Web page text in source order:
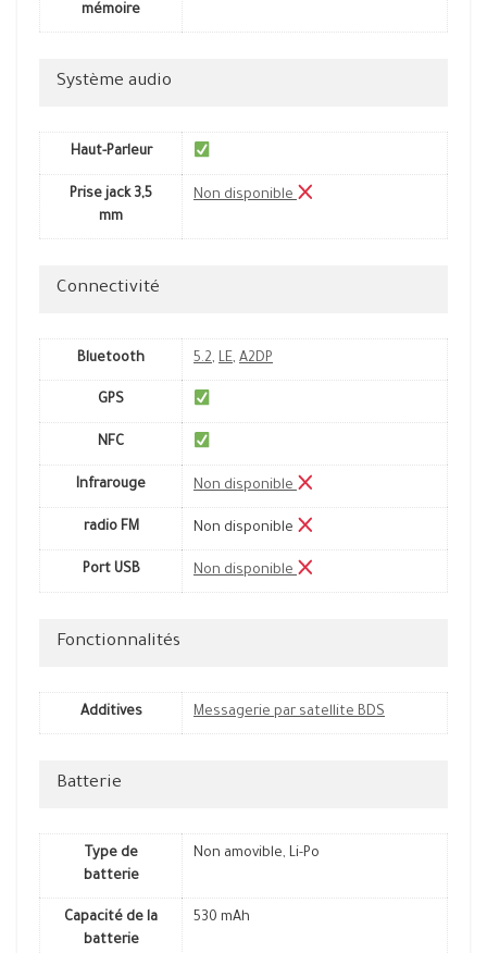
mémoire
Système audio
Haut-Parleur
Prise jack 3,5
mm
Non disponible
Connectivité
Bluetooth 5.2, LE, A2DP
GPS
NFC
Infrarouge Non disponible
radio FM Non disponible
Port USB Non disponible
Fonctionnalités
Additives Messagerie par satellite BDS
Batterie
Type de
batterie
Non amovible, Li-Po
Capacité de la
batterie
530 mAh